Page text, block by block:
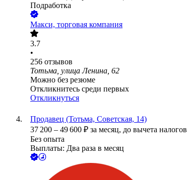
Подработка
Макси, торговая компания
3.7
•
256 отзывов
Тотьма, улица Ленина, 62
Можно без резюме
Откликнитесь среди первых
Откликнуться
Продавец (Тотьма, Советская, 14)
37 200 – 49 600 ₽ за месяц, до вычета налогов
Без опыта
Выплаты: Два раза в месяц